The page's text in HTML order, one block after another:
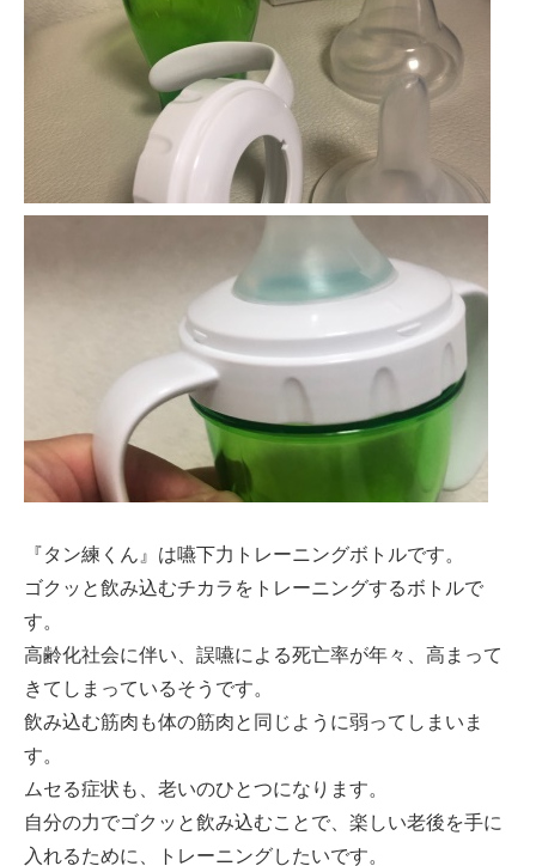
『タン練くん』は嚥下力トレーニングボトルです。
ゴクッと飲み込むチカラをトレーニングするボトルで
す。
高齢化社会に伴い、誤嚥による死亡率が年々、高まって
きてしまっているそうです。
飲み込む筋肉も体の筋肉と同じように弱ってしまいま
す。
ムセる症状も、老いのひとつになります。
自分の力でゴクッと飲み込むことで、楽しい老後を手に
入れるために、トレーニングしたいです。